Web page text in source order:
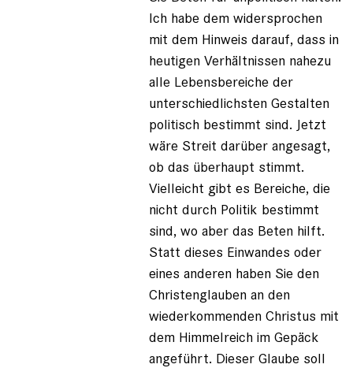
Ich habe dem widersprochen
mit dem Hinweis darauf, dass in
heutigen Verhältnissen nahezu
alle Lebensbereiche der
unterschiedlichsten Gestalten
politisch bestimmt sind. Jetzt
wäre Streit darüber angesagt,
ob das überhaupt stimmt.
Vielleicht gibt es Bereiche, die
nicht durch Politik bestimmt
sind, wo aber das Beten hilft.
Statt dieses Einwandes oder
eines anderen haben Sie den
Christenglauben an den
wiederkommenden Christus mit
dem Himmelreich im Gepäck
angeführt. Dieser Glaube soll